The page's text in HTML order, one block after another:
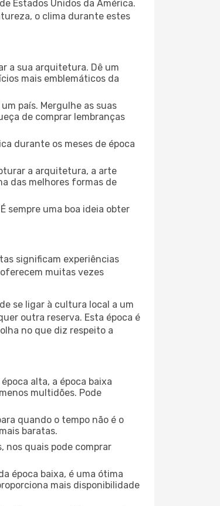
Estados Unidos da América.
o clima durante estes
a sua arquitetura. Dê um
mais emblemáticos da
país. Mergulhe as suas
de comprar lembranças
durante os meses de época
a arquitetura, a arte
das melhores formas de
sempre uma boa ideia obter
significam experiências
muitas vezes
se ligar à cultura local a um
outra reserva. Esta época é
no que diz respeito a
alta, a época baixa
multidões. Pode
quando o tempo não é o
baratas.
nos quais pode comprar
época baixa, é uma ótima
mais disponibilidade